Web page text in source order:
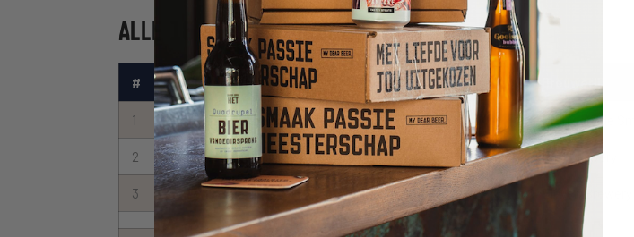
ALLE 18 BIEREN IN DIT PAKKET
# Bier Brouwerij
1 WK-bier Othmar Juicy Oranje NEIPA Brouwerij de
2 Wilhelmus Bird Brewery
3 Tony Manjana Eleven Brewery